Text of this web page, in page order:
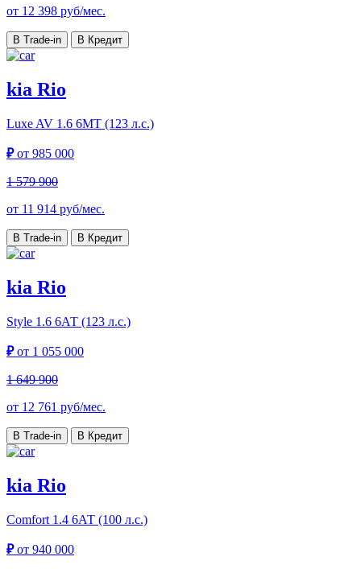
от 12 398 руб/мес.
В Trade-in В Кредит
kia Rio
Luxe AV 1.6 6МТ (123 л.с.)
₽от 985 000
1 579 900
от 11 914 руб/мес.
В Trade-in В Кредит
kia Rio
Style 1.6 6АТ (123 л.с.)
₽от 1 055 000
1 649 900
от 12 761 руб/мес.
В Trade-in В Кредит
kia Rio
Comfort 1.4 6АТ (100 л.с.)
₽от 940 000